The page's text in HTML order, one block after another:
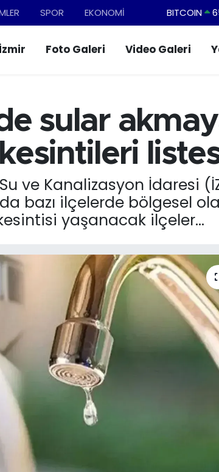
SPOR EKONOMİ DOLAR
İzmir Foto Galeri Video Galeri
sular
ve Kanalizasyon İdaresi
bazı ilçelerde bölgesel
yaşanacak ilçeler...